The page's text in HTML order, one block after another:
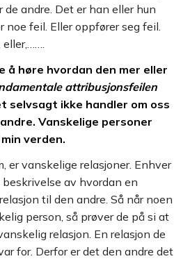
andre. Det er han eller hun
noe feil. Eller oppfører seg feil.
eller,…….
å høre hvordan den mer eller
attribusjonsfeilen
selvsagt ikke handler om oss
Vanskelige personer
verden.
er vanskelige relasjoner. Enhver
av hvordan en
til den andre. Så når noen
person, så prøver de på si at
relasjon. En relasjon de
for. Derfor er det den andre det